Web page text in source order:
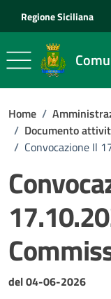
Regione Siciliana
Home /
/ Documento
/ Convocazione Il
Dettagli del
del 04-06-2026